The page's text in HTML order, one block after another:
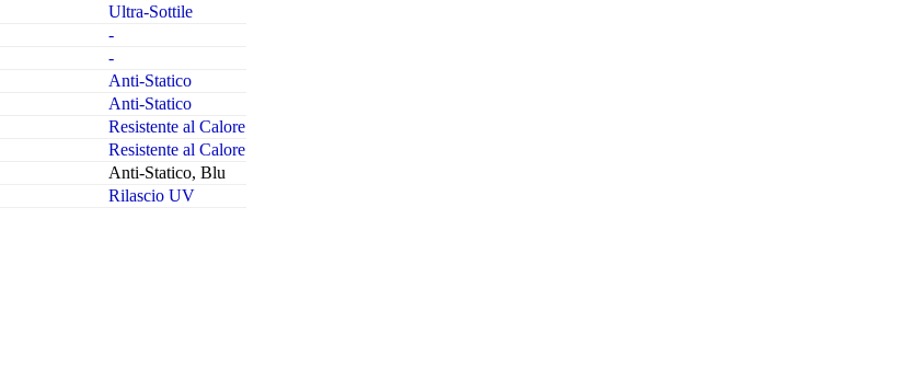
Ultra-Sottile
-
-
Anti-Statico
Anti-Statico
Resistente al Calore
Resistente al Calore
Anti-Statico, Blu
Rilascio UV